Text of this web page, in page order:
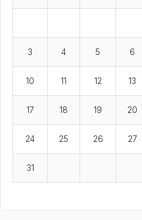
3 4 5 6
10 11 12 13
17 18 19 20
24 25 26 27
31